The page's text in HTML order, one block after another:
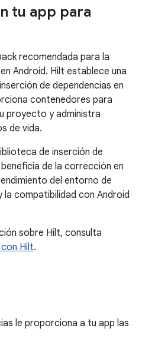
tu app para
recomendada para la
Android. Hilt establece una
de dependencias en
contenedores para
proyecto y administra
de vida.
de inserción de
de la corrección en
del entorno de
la compatibilidad con Android
sobre Hilt, consulta
Hilt.
le proporciona a tu app las